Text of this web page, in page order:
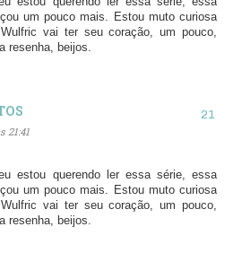
um pouco mais. Estou muto curiosa
vai ter seu coração, um pouco,
resenha, beijos.
21:41
estou querendo ler essa série, essa
um pouco mais. Estou muto curiosa
vai ter seu coração, um pouco,
resenha, beijos.